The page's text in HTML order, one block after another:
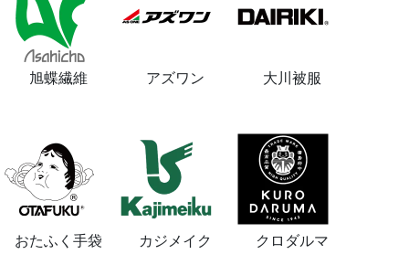
旭蝶繊維 アズワン 大川被服
おたふく手袋 カジメイク クロダルマ